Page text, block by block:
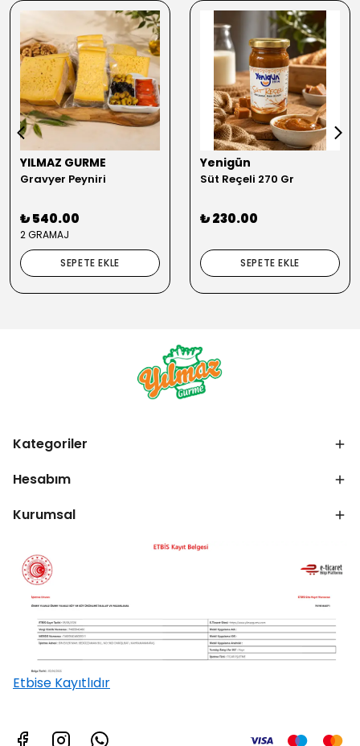
YILMAZ GURME
Gravyer Peyniri
₺ 540.00
2 GRAMAJ
SEPETE EKLE
Yenigün
Süt Reçeli 270 Gr
₺ 230.00
SEPETE EKLE
Kategoriler
Hesabım
Kurumsal
Etbise Kayıtlıdır